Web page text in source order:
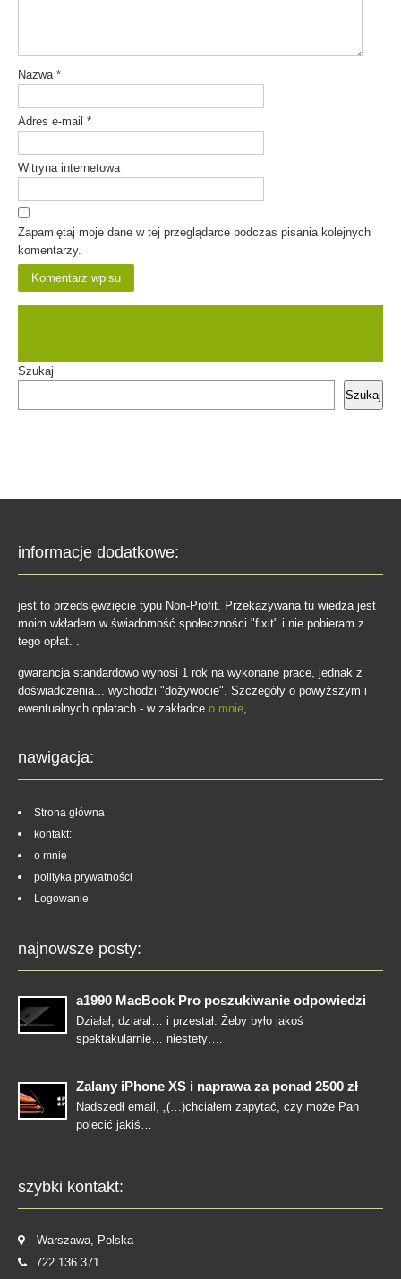
Nazwa *
Adres e-mail *
Witryna internetowa
Zapamiętaj moje dane w tej przeglądarce podczas pisania kolejnych
komentarzy.
Szukaj
Szukaj
informacje dodatkowe:
jest to przedsięwzięcie typu Non-Profit. Przekazywana tu wiedza jest
moim wkładem w świadomość społeczności "fixit" i nie pobieram z
tego opłat. .
gwarancja standardowo wynosi 1 rok na wykonane prace, jednak z
doświadczenia... wychodzi "dożywocie". Szczegóły o powyższym i
ewentualnych opłatach - w zakładce o mnie,
nawigacja:
Strona główna
kontakt:
o mnie
polityka prywatności
Logowanie
najnowsze posty:
a1990 MacBook Pro poszukiwanie odpowiedzi
Działał, działał… i przestał. Żeby było jakoś
spektakularnie… niestety….
Zalany iPhone XS i naprawa za ponad 2500 zł
Nadszedł email, „(…)chciałem zapytać, czy może Pan
polecić jakiś…
szybki kontakt:
Warszawa, Polska
722 136 371